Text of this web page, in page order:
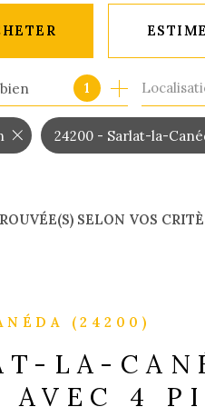
L'IMMO PRO
1
24200 - Sarlat-la-
SELON VOS
(24200)
LA-
AVEC 4